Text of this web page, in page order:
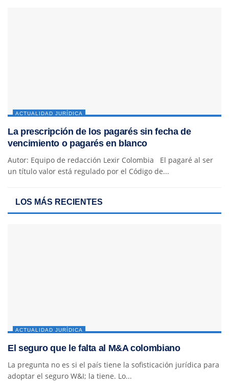
ACTUALIDAD JURÍDICA
La prescripción de los pagarés sin fecha de
vencimiento o pagarés en blanco
Autor: Equipo de redacción Lexir Colombia El pagaré al ser
un título valor está regulado por el Código de...
LOS MÁS RECIENTES
ACTUALIDAD JURÍDICA
El seguro que le falta al M&A colombiano
La pregunta no es si el país tiene la sofisticación jurídica para
adoptar el seguro W&I; la tiene. Lo...